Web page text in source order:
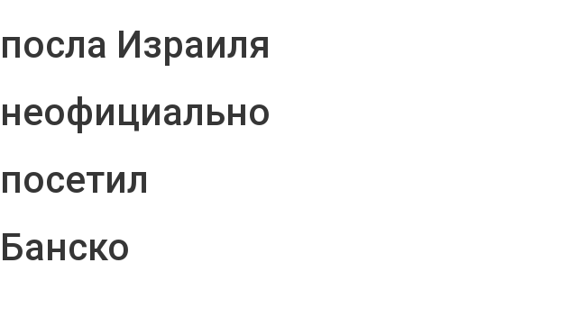
посла Израиля
неофициально
посетил
Банско